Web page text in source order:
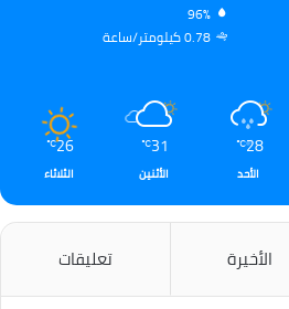
96%
0.78 كيلومتر/ساعة
28
℃
الأحد
31
℃
الأثنين
26
℃
الثلاثاء
الأخيرة تعليقات